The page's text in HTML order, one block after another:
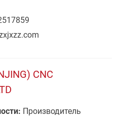
CNC
Производитель